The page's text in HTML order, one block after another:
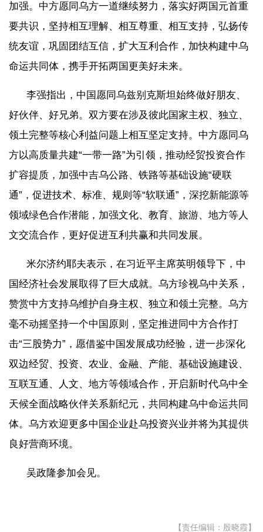
加强。中方愿同乌方一道继续努力，落实好两国元首重
要共识，坚持相互理解、相互尊重、相互支持，弘扬传
统友谊，巩固团结互信，扩大互利合作，加快构建中乌
命运共同体，携手开拓两国更美好未来。
李强指出，中国愿同乌兹别克斯坦始终做好朋友、
好伙伴、好兄弟。双方要在涉及彼此国家主权、独立、
领土完整等核心利益问题上相互坚定支持。中方愿同乌
方以高质量共建“一带一路”为引领，推动经贸投资合作
扩容提质，加强中吉乌公路、铁路等基础设施“硬联
通”，促进技术、标准、规则等“软联通”，深挖新能源等
领域绿色合作潜能，加强文化、教育、旅游、地方等人
文交流合作，更好促进互利共赢和共同发展。
米尔济约耶夫表示，在习近平主席英明领导下，中
国经济社会发展取得了巨大成就。乌方珍视乌中关系，
赞赏中方支持乌维护自身主权、独立和领土完整。乌方
毫不动摇坚持一个中国原则，坚定推进同中方合作打
击“三股势力”，愿借鉴中国发展成功经验，进一步深化
双边经贸、投资、农业、金融、产能、基础设施建设、
互联互通、人文、地方等领域合作，开启新时代乌中全
天候全面战略伙伴关系新纪元，共同构建乌中命运共同
体。乌方欢迎更多中国企业赴乌投资兴业并将为其提供
良好营商环境。
吴政隆参加会见。
【责任编辑：殷晓霞】